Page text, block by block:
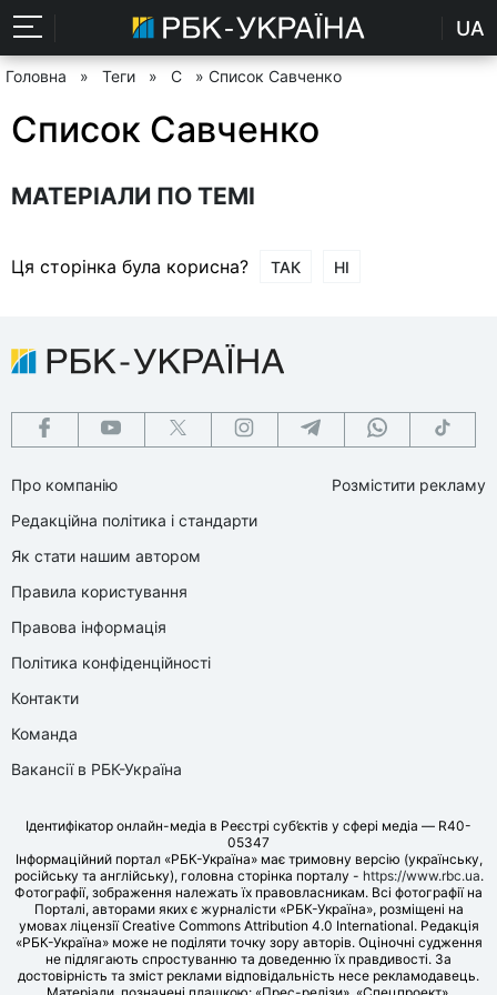
UA
Головна » Теги » С » Список Савченко
Список Савченко
МАТЕРІАЛИ ПО ТЕМІ
Ця сторінка була корисна? ТАК НІ
Про компанію
Редакційна політика і стандарти
Як стати нашим автором
Правила користування
Правова інформація
Політика конфіденційності
Контакти
Команда
Вакансії в РБК-Україна
Розмістити рекламу
Ідентифікатор онлайн-медіа в Реєстрі суб’єктів у сфері медіа — R40-
05347
Інформаційний портал «РБК-Україна» має тримовну версію (українську,
російську та англійську), головна сторінка порталу - https://www.rbc.ua.
Фотографії, зображення належать їх правовласникам. Всі фотографії на
Порталі, авторами яких є журналісти «РБК-Україна», розміщені на
умовах ліцензії Creative Commons Attribution 4.0 International. Редакція
«РБК-Україна» може не поділяти точку зору авторів. Оціночні судження
не підлягають спростуванню та доведенню їх правдивості. За
достовірність та зміст реклами відповідальність несе рекламодавець.